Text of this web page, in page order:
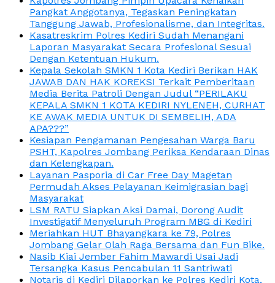
Pangkat Anggotanya, Tegaskan Peningkatan
Tanggung Jawab, Profesionalisme, dan Integritas.
Kasatreskrim Polres Kediri Sudah Menangani
Laporan Masyarakat Secara Profesional Sesuai
Dengan Ketentuan Hukum.
Kepala Sekolah SMKN 1 Kota Kediri Berikan HAK
JAWAB DAN HAK KOREKSI Terkait Pemberitaan
Media Berita Patroli Dengan Judul “PERILAKU
KEPALA SMKN 1 KOTA KEDIRI NYLENEH, CURHAT
KE AWAK MEDIA UNTUK DI SEMBELIH, ADA
APA???”
Kesiapan Pengamanan Pengesahan Warga Baru
PSHT, Kapolres Jombang Periksa Kendaraan Dinas
dan Kelengkapan.
Layanan Pasporia di Car Free Day Magetan
Permudah Akses Pelayanan Keimigrasian bagi
Masyarakat
LSM RATU Siapkan Aksi Damai, Dorong Audit
Investigatif Menyeluruh Program MBG di Kediri
Meriahkan HUT Bhayangkara ke 79, Polres
Jombang Gelar Olah Raga Bersama dan Fun Bike.
Nasib Kiai Jember Fahim Mawardi Usai Jadi
Tersangka Kasus Pencabulan 11 Santriwati
Notaris di Kediri Dilaporkan ke Polres Kediri Kota,